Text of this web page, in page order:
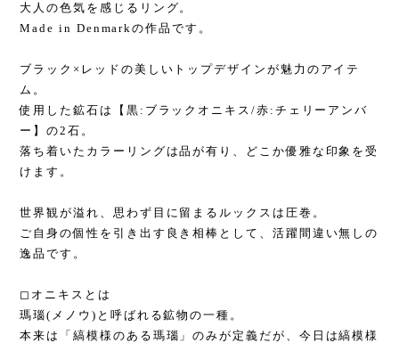
大人の色気を感じるリング。
Made in Denmarkの作品です。
ブラック×レッドの美しいトップデザインが魅力のアイテ
ム。
使用した鉱石は【黒:ブラックオニキス/赤:チェリーアンバ
ー】の2石。
落ち着いたカラーリングは品が有り、どこか優雅な印象を受
けます。
世界観が溢れ、思わず目に留まるルックスは圧巻。
ご自身の個性を引き出す良き相棒として、活躍間違い無しの
逸品です。
◻︎オニキスとは
瑪瑙(メノウ)と呼ばれる鉱物の一種。
本来は「縞模様のある瑪瑙」のみが定義だが、今日は縞模様